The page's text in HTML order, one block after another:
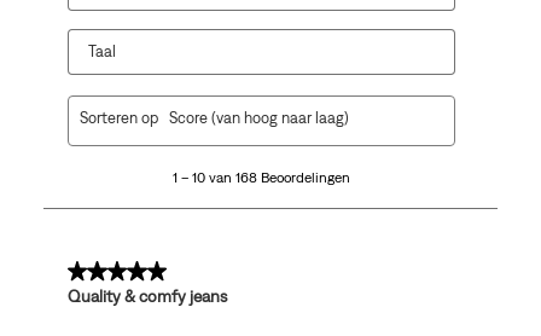
Taal
168
1 – 10 van 168 Beoordelingen
Sorteren op Score (van hoog naar laag)
5 van 5 sterren.
Quality & comfy jeans